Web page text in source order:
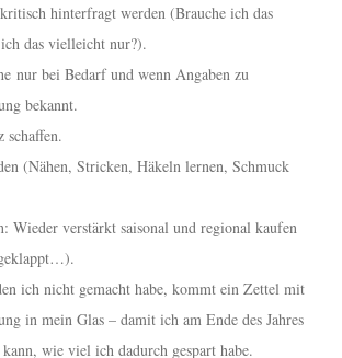
hinterfragt werden (Brauche ich das
das vielleicht nur?).
nur bei Bedarf und wenn Angaben zu
bekannt.
schaffen.
(Nähen, Stricken, Häkeln lernen, Schmuck
Wieder verstärkt saisonal und regional kaufen
ich nicht gemacht habe, kommt ein Zettel mit
in mein Glas – damit ich am Ende des Jahres
wie viel ich dadurch gespart habe.